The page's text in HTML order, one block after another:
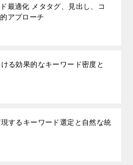
最適化 メタタグ、見出し、コ
アプローチ
る効果的なキーワード密度と
するキーワード選定と自然な統